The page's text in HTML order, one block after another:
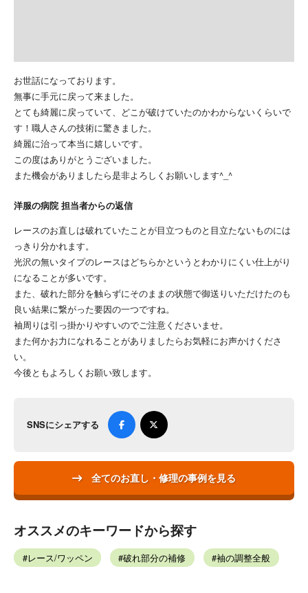
お世話になっております。
無事に手元に戻って来ました。
とても綺麗に戻っていて、どこが破けていたのかわからないくらいで
す！職人さんの技術に驚きました。
綺麗に治って本当に嬉しいです。
この度はありがとうございました。
また機会がありましたら是非よろしくお願いします^_^
洋服の病院 担当者からの返信
レースのお直しは破れていたことが目立つものと目立たないものには
っきり分かれます。
光沢の無いタイプのレースはどちらかというとわかりにくい仕上がり
になることが多いです。
また、破れた部分を触らずにそのままの状態で御送りいただけたのも
良い結果に繋がった要因の一つですね。
袖周りは引っ掛かりやすいのでご注意くださいませ。
また何かお力になれることがありましたらお気軽にお声かけくださ
い。
今後ともよろしくお願い致します。
SNSにシェアする
全てのお直し・修理の事例を見る
オススメのキーワードから探す
レース/ワッペン 破れ部分の補修 袖の調整全般